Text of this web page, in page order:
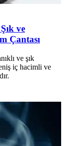
ve
Çantası
ve şık
iç hacimli ve